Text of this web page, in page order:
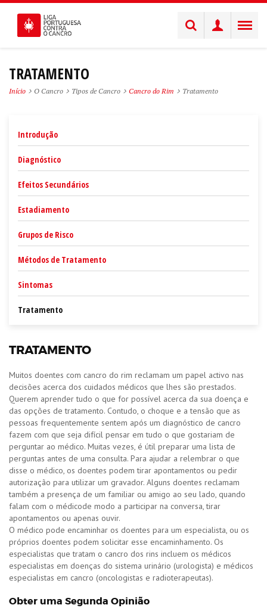
TRATAMENTO
Início O Cancro Tipos de Cancro Cancro do Rim Tratamento
Introdução
Diagnóstico
Efeitos Secundários
Estadiamento
Grupos de Risco
Métodos de Tratamento
Sintomas
Tratamento
TRATAMENTO
Muitos doentes com cancro do rim reclamam um papel activo nas
decisões acerca dos cuidados médicos que lhes são prestados.
Querem aprender tudo o que for possível acerca da sua doença e
das opções de tratamento. Contudo, o choque e a tensão que as
pessoas frequentemente sentem após um diagnóstico de cancro
fazem com que seja difícil pensar em tudo o que gostariam de
perguntar ao médico. Muitas vezes, é útil preparar uma lista de
perguntas antes de uma consulta. Para ajudar a relembrar o que
disse o médico, os doentes podem tirar apontamentos ou pedir
autorização para utilizar um gravador. Alguns doentes reclamam
também a presença de um familiar ou amigo ao seu lado, quando
falam com o médicode modo a participar na conversa, tirar
apontamentos ou apenas ouvir.
O médico pode encaminhar os doentes para um especialista, ou os
próprios doentes podem solicitar esse encaminhamento. Os
especialistas que tratam o cancro dos rins incluem os médicos
especialistas em doenças do sistema urinário (urologista) e médicos
especialistas em cancro (oncologistas e radioterapeutas).
Obter uma Segunda Opinião